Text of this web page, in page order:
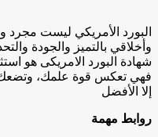
البورد الأمريكي ليست مجرد
وأخلاقي بالتميز والجودة
شهادة البورد الامريكى هو
فهي تعكس قوة علمك، وتضعك
إلا الأفضل
روابط مهمة